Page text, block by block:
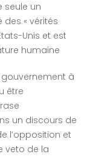
seule un
« vérités
Unis et est
humaine
à
être
un discours de
l’opposition et
veto de la